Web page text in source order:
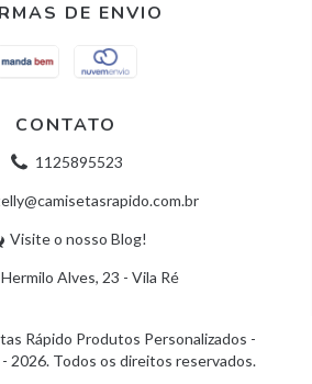
DE ENVIO
CONTATO
1125895523
Visite o nosso Blog!
Hermilo Alves, 23 - Vila Ré
Rápido Produtos Personalizados -
2026. Todos os direitos reservados.